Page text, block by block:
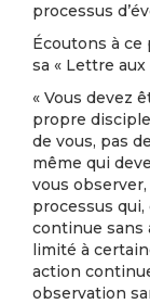
processus
Écoutons à
sa « Lettre
« Vous devez
propre
de vous, pas
même qui
vous observer,
processus
continue sans
limité à
action
observation